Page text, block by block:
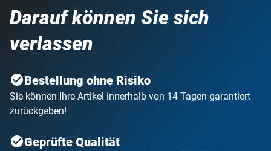
Darauf können Sie sich
verlassen
Bestellung ohne Risiko
Sie können Ihre Artikel innerhalb von 14 Tagen garantiert
zurückgeben!
Geprüfte Qualität